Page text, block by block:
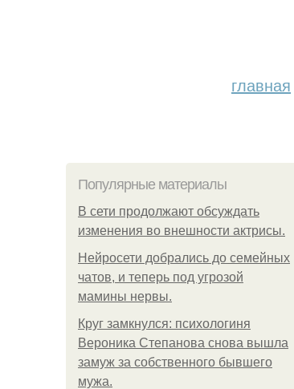
главная
Популярные материалы
В сети продолжают обсуждать
изменения во внешности актрисы.
Нейросети добрались до семейных
чатов, и теперь под угрозой
мамины нервы.
Круг замкнулся: психологиня
Вероника Степанова снова вышла
замуж за собственного бывшего
мужа.